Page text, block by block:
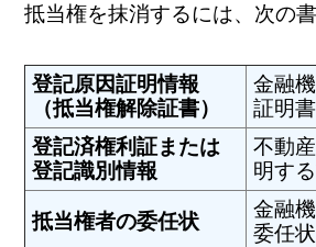
抵当権を抹消するには、次の
登記原因証明情報
（抵当権解除証書）
金融
証明書
登記済権利証または
登記識別情報
不動
明す
抵当権者の委任状
金融
委任状